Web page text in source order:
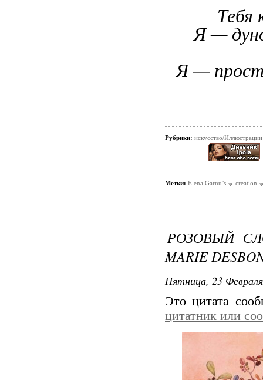
Тебя
Я —
Я —
Рубрики: искусство/Иллюстрации
Метки: Elena Garnu’s creation
РОЗОВЫЙ
MARIE
Пятница, 23
Это цитата
цитатник или